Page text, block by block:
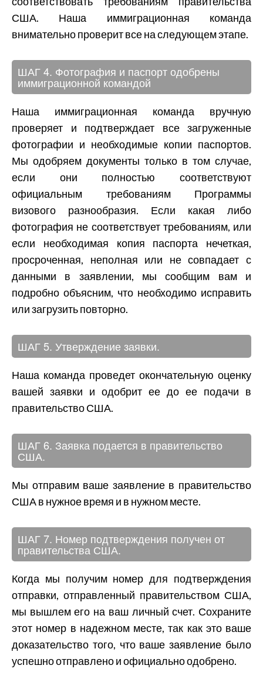
США. Наша иммиграционная команда
внимательно проверит все на следующем этапе.
ШАГ 4. Фотография и паспорт одобрены
иммиграционной командой
Наша иммиграционная команда вручную
проверяет и подтверждает все загруженные
фотографии и необходимые копии паспортов.
Мы одобряем документы только в том случае,
если они полностью соответствуют
официальным требованиям Программы
визового разнообразия. Если какая либо
фотография не соответствует требованиям, или
если необходимая копия паспорта нечеткая,
просроченная, неполная или не совпадает с
данными в заявлении, мы сообщим вам и
подробно объясним, что необходимо исправить
или загрузить повторно.
ШАГ 5. Утверждение заявки.
Наша команда проведет окончательную оценку
вашей заявки и одобрит ее до ее подачи в
правительство США.
ШАГ 6. Заявка подается в правительство
США.
Мы отправим ваше заявление в правительство
США в нужное время и в нужном месте.
ШАГ 7. Номер подтверждения получен от
правительства США.
Когда мы получим номер для подтверждения
отправки, отправленный правительством США,
мы вышлем его на ваш личный счет. Сохраните
этот номер в надежном месте, так как это ваше
доказательство того, что ваше заявление было
успешно отправлено и официально одобрено.